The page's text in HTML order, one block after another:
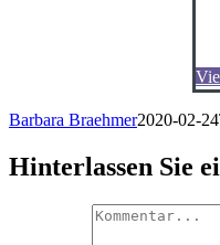
Barbara Braehmer2020-02-
Hinterlassen Sie